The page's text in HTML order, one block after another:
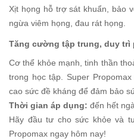
Xịt họng hỗ trợ sát khuẩn, bảo
ngừa viêm họng, đau rát họng.
Tăng cường tập trung, duy trì
Cơ thể khỏe mạnh, tinh thần
trong học tập. Super
cao sức đề kháng để đảm bảo
Thời gian áp dụng: đến hết
Hãy đầu tư cho sức khỏe và
Propomax ngay hôm nay!